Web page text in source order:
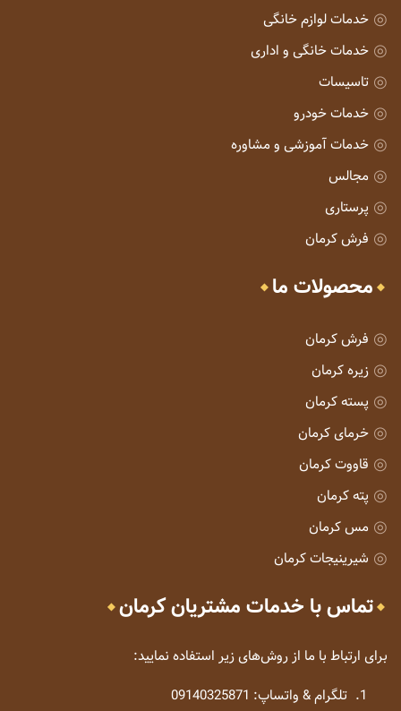
خدمات لوازم خانگی
خدمات خانگی و اداری
تاسیسات
خدمات خودرو
خدمات آموزشی و مشاوره
مجالس
پرستاری
فرش کرمان
محصولات ما
فرش کرمان
زیره کرمان
پسته کرمان
خرمای کرمان
قاووت کرمان
پته کرمان
مس کرمان
شیرینیجات کرمان
تماس با خدمات مشتریان کرمان
برای ارتباط با ما از روش‌های زیر استفاده نمایید:
تلگرام & واتساپ: 09140325871